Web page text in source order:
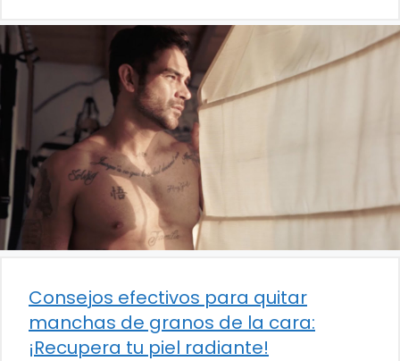
Consejos efectivos para quitar
manchas de granos de la cara:
¡Recupera tu piel radiante!